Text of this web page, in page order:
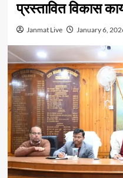
प्रस्तावित विकास
Janmat Live January 6,